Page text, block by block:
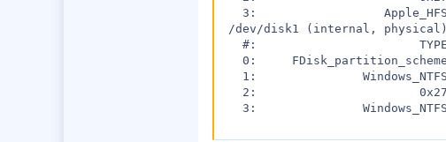
3:
/dev/disk1 (internal,
#:
0:
1:
2:
3: